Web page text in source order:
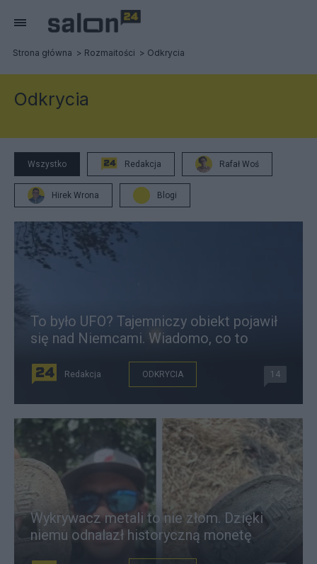
Strona główna Rozmaitości Odkrycia
Odkrycia
Wszystko Redakcja Rafał Woś
Hirek Wrona Blogi
To było UFO? Tajemniczy obiekt pojawił
się nad Niemcami. Wiadomo, co to
Redakcja ODKRYCIA 14
Wykrywacz metali to nie złom. Dzięki
niemu odnalazł historyczną monetę